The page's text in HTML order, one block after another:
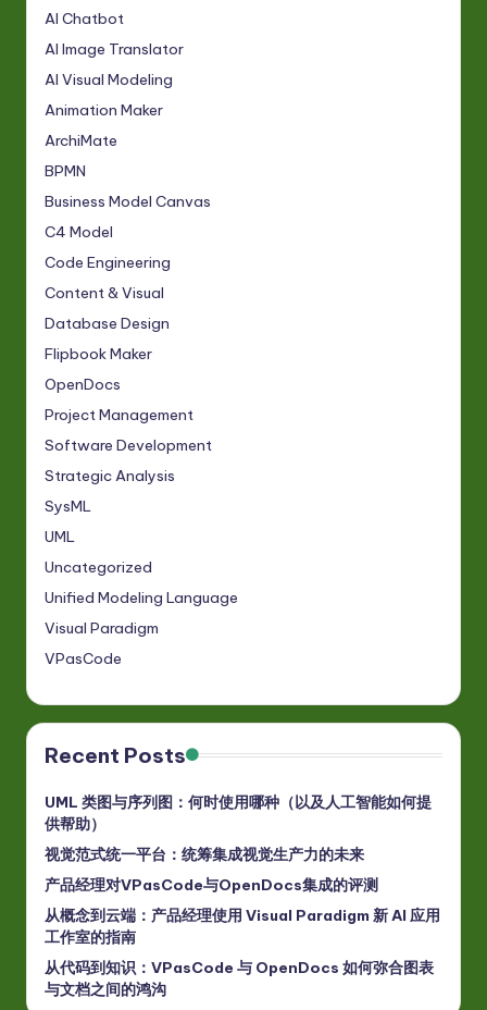
AI Chatbot
AI Image Translator
AI Visual Modeling
Animation Maker
ArchiMate
BPMN
Business Model Canvas
C4 Model
Code Engineering
Content & Visual
Database Design
Flipbook Maker
OpenDocs
Project Management
Software Development
Strategic Analysis
SysML
UML
Uncategorized
Unified Modeling Language
Visual Paradigm
VPasCode
Recent Posts
UML 类图与序列图：何时使用哪种（以及人工智能如何提
供帮助）
视觉范式统一平台：统筹集成视觉生产力的未来
产品经理对VPasCode与OpenDocs集成的评测
从概念到云端：产品经理使用 Visual Paradigm 新 AI 应用
工作室的指南
从代码到知识：VPasCode 与 OpenDocs 如何弥合图表
与文档之间的鸿沟